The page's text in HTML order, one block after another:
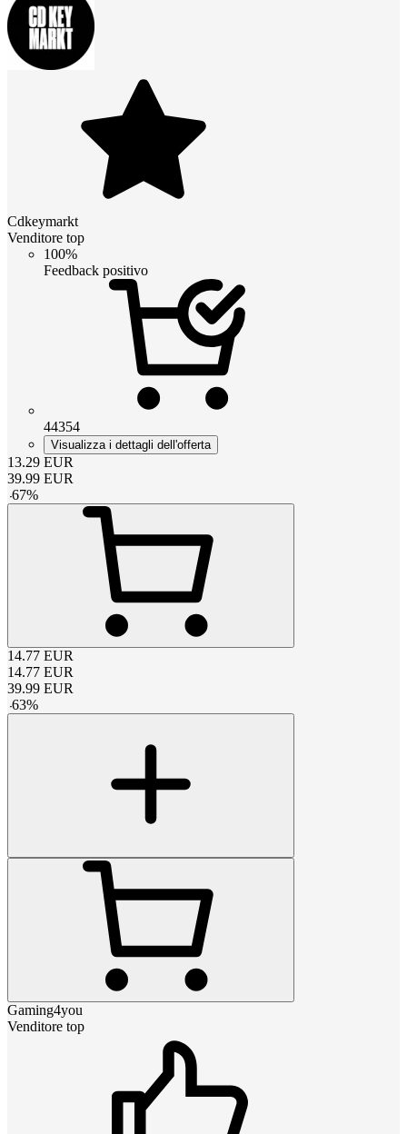
Cdkeymarkt
Venditore top
100%
Feedback positivo
44354
Visualizza i dettagli dell'offerta
13.29 EUR
39.99 EUR
-67%
14.77 EUR
14.77 EUR
39.99 EUR
-63%
Gaming4you
Venditore top